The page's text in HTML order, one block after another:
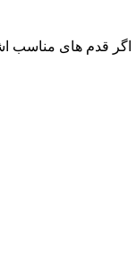
قدم های مناسب